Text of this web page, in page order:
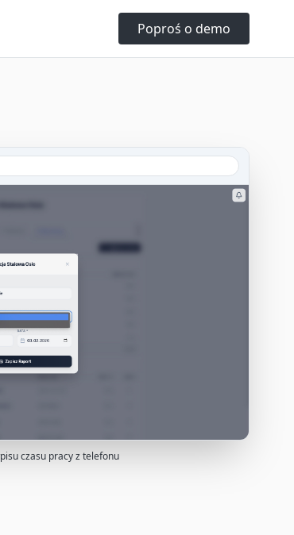
Poproś o demo
czasu pracy z telefonu